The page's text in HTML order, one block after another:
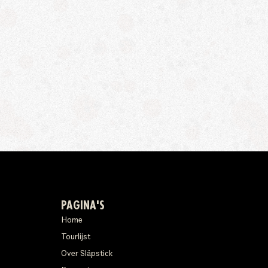
PAGINA'S
Home
Tourlijst
Over Släpstick